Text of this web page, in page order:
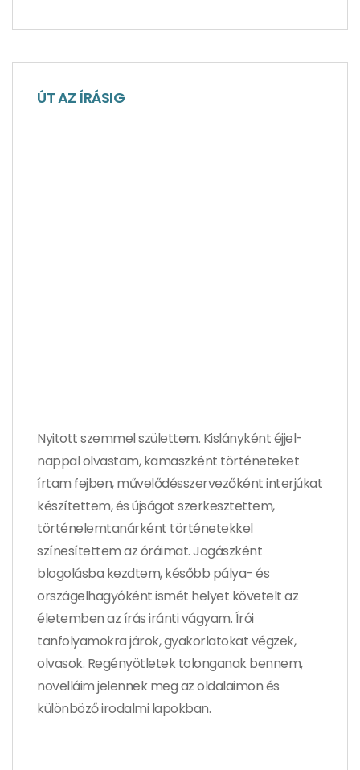
ÚT AZ ÍRÁSIG
Nyitott szemmel születtem. Kislányként éjjel-
nappal olvastam, kamaszként történeteket
írtam fejben, művelődésszervezőként interjúkat
készítettem, és újságot szerkesztettem,
történelemtanárként történetekkel
színesítettem az óráimat. Jogászként
blogolásba kezdtem, később pálya- és
országelhagyóként ismét helyet követelt az
életemben az írás iránti vágyam. Írói
tanfolyamokra járok, gyakorlatokat végzek,
olvasok. Regényötletek tolonganak bennem,
novelláim jelennek meg az oldalaimon és
különböző irodalmi lapokban.